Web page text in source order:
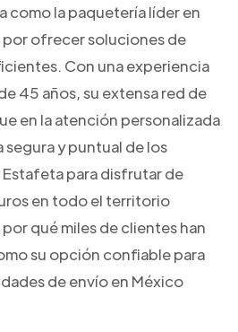
como la paquetería líder en
ofrecer soluciones de
Con una experiencia
45 años, su extensa red de
en la atención personalizada
y puntual de los
para disfrutar de
en todo el territorio
qué miles de clientes han
su opción confiable para
de envío en México